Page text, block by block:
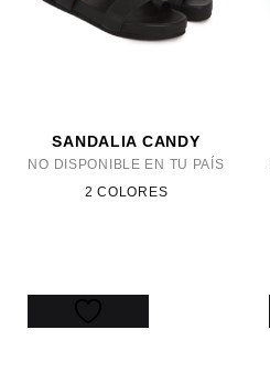
SANDALIA CANDY
NO DISPONIBLE EN TU PAÍS
2 COLORES